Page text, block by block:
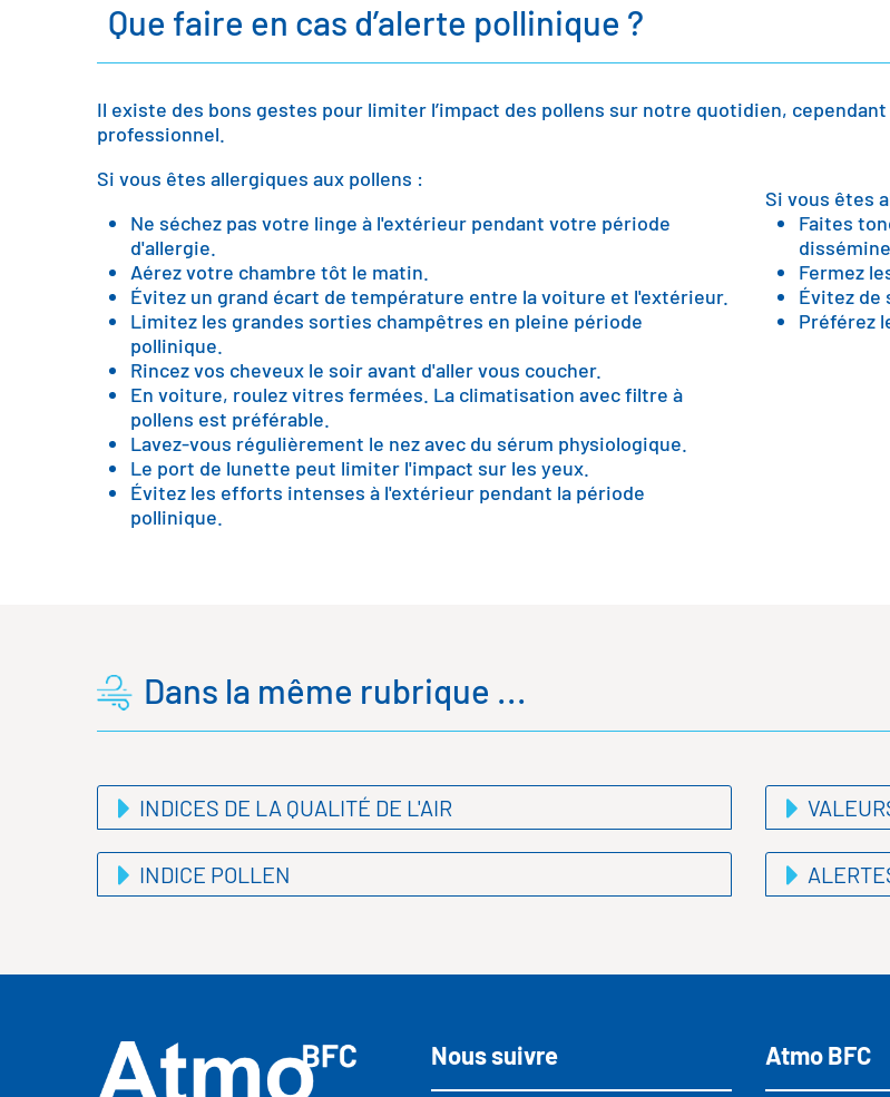
Que faire en cas d’alerte pollinique ?
Il existe des bons gestes pour limiter l’impact des pollens sur notre quotidien,
professionnel.
Si vous êtes allergiques aux pollens :
Ne séchez pas votre linge à l'extérieur pendant votre période
d'allergie.
Aérez votre chambre tôt le matin.
Évitez un grand écart de température entre la voiture et l'extérieur.
Limitez les grandes sorties champêtres en pleine période
pollinique.
Rincez vos cheveux le soir avant d'aller vous coucher.
En voiture, roulez vitres fermées. La climatisation avec filtre à
pollens est préférable.
Lavez-vous régulièrement le nez avec du sérum physiologique.
Le port de lunette peut limiter l'impact sur les yeux.
Évitez les efforts intenses à l'extérieur pendant la période
pollinique.
Si vous êtes
Faites
Fermez
Évitez de
Préférez
Dans la même rubrique ...
INDICES DE LA QUALITÉ DE L'AIR
INDICE POLLEN
Nous suivre Atmo BFC